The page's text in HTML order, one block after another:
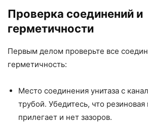
Проверка соединений и
герметичности
Первым делом проверьте все
герметичность:
Место соединения унитаза с
трубой. Убедитесь, что
прилегает и нет зазоров.